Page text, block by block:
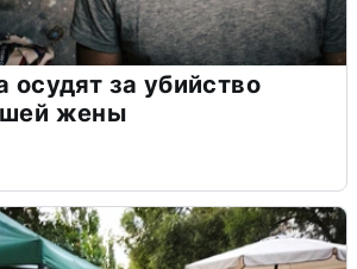
осудят за убийство
жены